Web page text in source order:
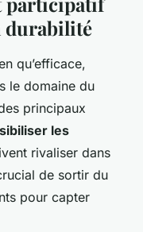
durabilité
qu’efficace,
le domaine du
principaux
les
rivaliser dans
de sortir du
pour capter